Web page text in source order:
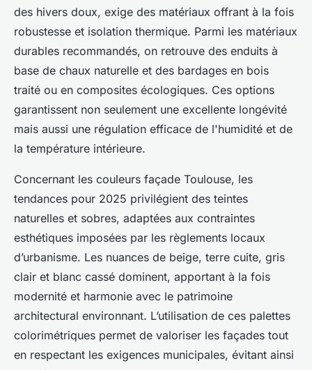
des hivers doux, exige des matériaux offrant à la fois
robustesse et isolation thermique. Parmi les matériaux
durables recommandés, on retrouve des enduits à
base de chaux naturelle et des bardages en bois
traité ou en composites écologiques. Ces options
garantissent non seulement une excellente longévité
mais aussi une régulation efficace de l'humidité et de
la température intérieure.
Concernant les couleurs façade Toulouse, les
tendances pour 2025 privilégient des teintes
naturelles et sobres, adaptées aux contraintes
esthétiques imposées par les règlements locaux
d’urbanisme. Les nuances de beige, terre cuite, gris
clair et blanc cassé dominent, apportant à la fois
modernité et harmonie avec le patrimoine
architectural environnant. L’utilisation de ces palettes
colorimétriques permet de valoriser les façades tout
en respectant les exigences municipales, évitant ainsi